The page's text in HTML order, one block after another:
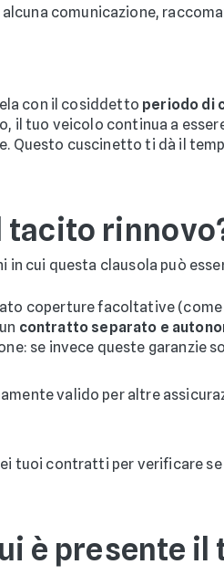
comunicazione,
con il cosiddetto periodo di
il tuo veicolo continua a
Questo cuscinetto ti dà il
tacito
cui questa clausola può
coperture facoltative (come
contratto separato e
se invece queste garanzie
valido per altre
tuoi contratti per verificare
è presente